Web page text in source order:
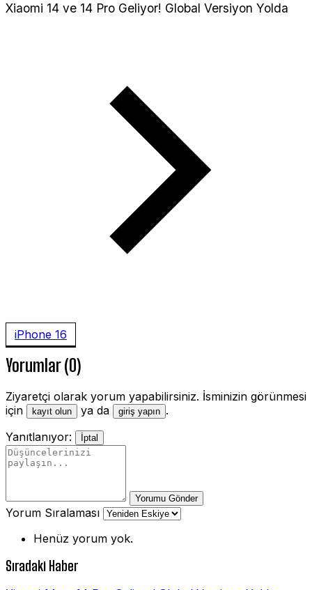
Xiaomi 14 ve 14 Pro Geliyor! Global Versiyon Yolda
iPhone 16
Yorumlar (0)
Ziyaretçi olarak yorum yapabilirsiniz. İsminizin görünmesi
için
kayıt olun ya da giriş yapın .
Yanıtlanıyor:
İptal
Yorumu Gönder
Yorum Sıralaması
Henüz yorum yok.
Sıradaki Haber